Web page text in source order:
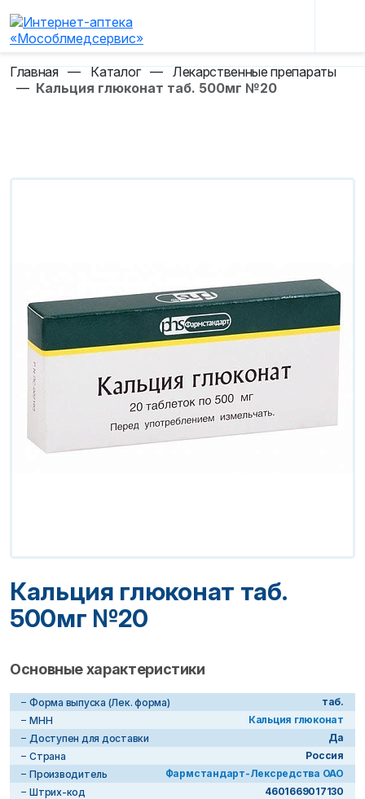
Главная — Каталог — Лекарственные препараты
— Кальция глюконат таб. 500мг №20
Кальция глюконат таб.
500мг №20
Основные характеристики
Форма выпуска (Лек. форма)
таб.
МНН
Кальция глюконат
Доступен для доставки
Да
Страна
Россия
Производитель
Фармстандарт-Лексредства ОАО
Штрих-код
4601669017130